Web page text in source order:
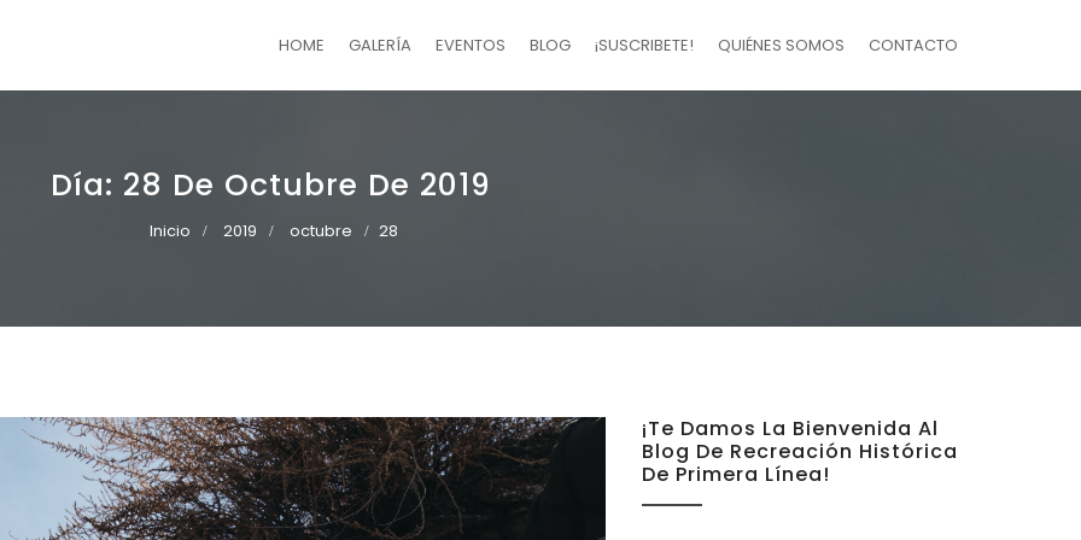
HOME GALERÍA EVENTOS BLOG ¡SUSCRIBETE! QUIÉNES SOMOS CONTACTO
Día: 28 De Octubre De 2019
Inicio 2019 octubre 28
¡Te Damos La Bienvenida Al
Blog De Recreación Histórica
De Primera Línea!